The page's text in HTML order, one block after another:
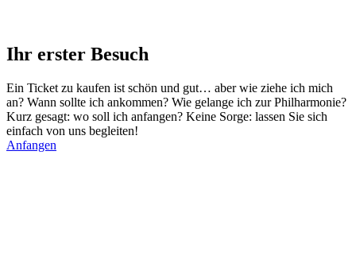
Ihr erster Besuch
Ein Ticket zu kaufen ist schön und gut… aber wie ziehe ich mich
an? Wann sollte ich ankommen? Wie gelange ich zur Philharmonie?
Kurz gesagt: wo soll ich anfangen? Keine Sorge: lassen Sie sich
einfach von uns begleiten!
Anfangen